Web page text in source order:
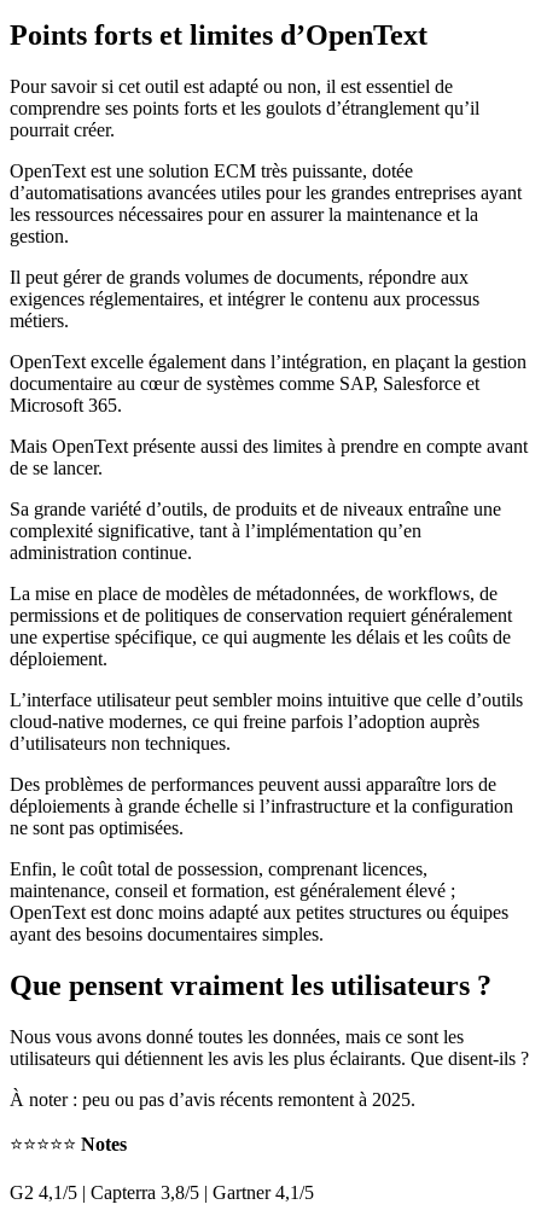
Points forts et limites d’OpenText
Pour savoir si cet outil est adapté ou non, il est essentiel de
comprendre ses points forts et les goulots d’étranglement qu’il
pourrait créer.
OpenText est une solution ECM très puissante, dotée
d’automatisations avancées utiles pour les grandes entreprises ayant
les ressources nécessaires pour en assurer la maintenance et la
gestion.
Il peut gérer de grands volumes de documents, répondre aux
exigences réglementaires, et intégrer le contenu aux processus
métiers.
OpenText excelle également dans l’intégration, en plaçant la gestion
documentaire au cœur de systèmes comme SAP, Salesforce et
Microsoft 365.
Mais OpenText présente aussi des limites à prendre en compte avant
de se lancer.
Sa grande variété d’outils, de produits et de niveaux entraîne une
complexité significative, tant à l’implémentation qu’en
administration continue.
La mise en place de modèles de métadonnées, de workflows, de
permissions et de politiques de conservation requiert généralement
une expertise spécifique, ce qui augmente les délais et les coûts de
déploiement.
L’interface utilisateur peut sembler moins intuitive que celle d’outils
cloud-native modernes, ce qui freine parfois l’adoption auprès
d’utilisateurs non techniques.
Des problèmes de performances peuvent aussi apparaître lors de
déploiements à grande échelle si l’infrastructure et la configuration
ne sont pas optimisées.
Enfin, le coût total de possession, comprenant licences,
maintenance, conseil et formation, est généralement élevé ;
OpenText est donc moins adapté aux petites structures ou équipes
ayant des besoins documentaires simples.
Que pensent vraiment les utilisateurs ?
Nous vous avons donné toutes les données, mais ce sont les
utilisateurs qui détiennent les avis les plus éclairants. Que disent-ils ?
À noter : peu ou pas d’avis récents remontent à 2025.
⭐⭐⭐⭐⭐ Notes
G2 4,1/5 | Capterra 3,8/5 | Gartner 4,1/5